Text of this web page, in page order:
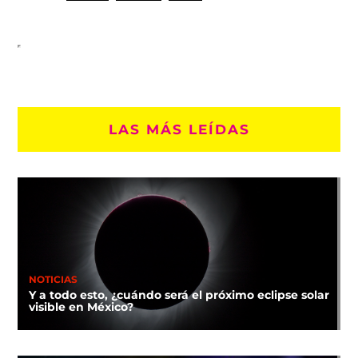
LAS MÁS LEÍDAS
NOTICIAS
Y a todo esto, ¿cuándo será el próximo eclipse solar
visible en México?